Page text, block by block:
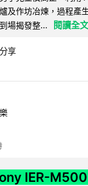
及作坊冶煉，過程產
場揭發整...
閱讀全文
分享
IER-